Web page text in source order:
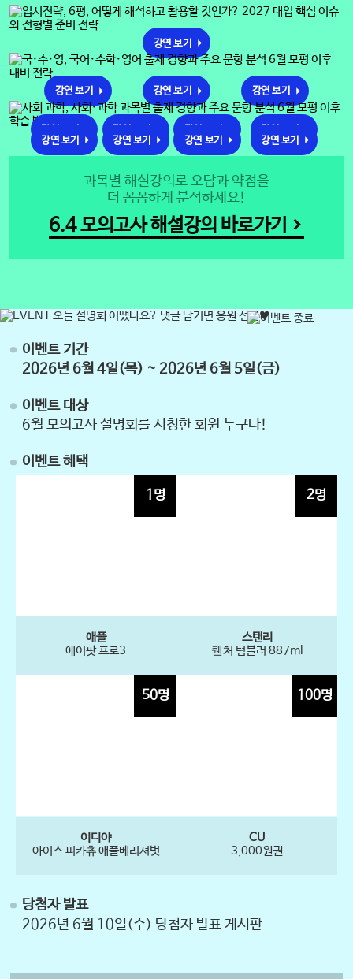
강연 보기
강연 보기 강연 보기 강연 보기
강연 보기
강연 보기 강연 보기 강연 보기
과목별 해설강의로 오답과 약점을
더 꼼꼼하게 분석하세요!
6.4 모의고사 해설강의 바로가기
이벤트 기간
2026년 6월 4일(목) ~ 2026년 6월 5일(금)
이벤트 대상
6월 모의고사 설명회를 시청한 회원 누구나!
이벤트 혜택
1명
애플
에어팟 프로3
2명
스탠리
퀜처 텀블러 887ml
50명
이디야
아이스 피카츄 애플베리셔벗
100명
CU
3,000원권
당첨자 발표
2026년 6월 10일(수) 당첨자 발표 게시판